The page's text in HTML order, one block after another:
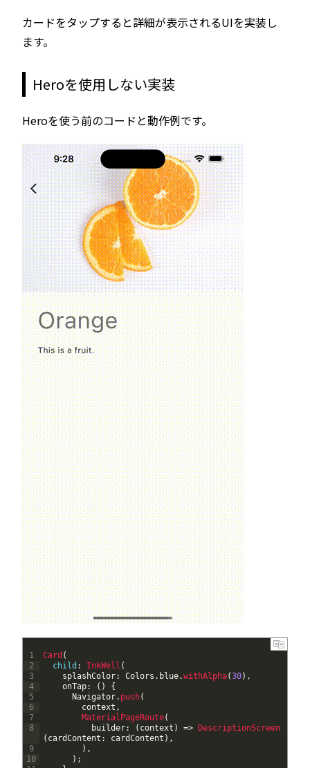
カードをタップすると詳細が表示されるUIを実装し
ます。
Heroを使用しない実装
Heroを使う前のコードと動作例です。
1
2
3
4
5
6
7
8
9
10
Card (
child : InkWell (
splashColor: Colors . blue.withAlpha(30) ,
onTap: ( )
{
Navigator. push(
context ,
MaterialPageRoute(
builder: ( context ) =>
DescriptionScreen
( cardContent : cardContent ) ,
) ,
) ;